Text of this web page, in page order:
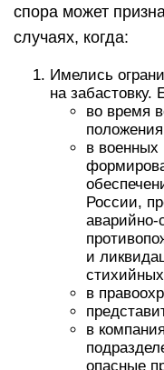
спора может
случаях, когда:
Имелись
на забастовку.
во время
в военных
России,
аварийно-
и
в
в
опасные